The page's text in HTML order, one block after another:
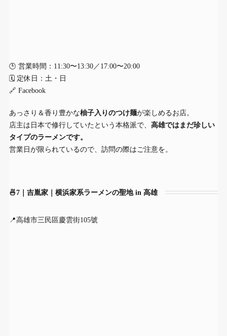
🕒 営業時間：11:30〜13:30／17:00〜20:00
🗓 定休日：土・日
🔗 Facebook
あっさり＆香り豊かな柚子入りのつけ麺が楽しめるお店。
店主は日本で修行していたという本格派で、 高雄ではまだ珍しい
タイプのラーメンです。
営業日が限られているので、訪問の際はご注意を。
🍜7｜吉胤家｜横浜家系ラーメンの聖地 in 高雄
📍高雄市三民區慶雲街105號